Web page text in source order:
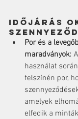
Időjárás
Por és a
maradványok:
használat
felszínén por,
amelyek
elfedik a